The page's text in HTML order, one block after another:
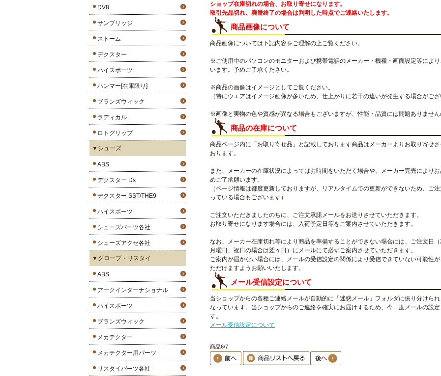
DV8
サンブリッジ
ストーム
デクスター
ハイスポーツ
ハンマー[在庫限り]
ブランズウィック
ラディカル
ロトグリップ
▼シューズ
ABS
デクスター Ds
デクスター SST/THE9
ハイスポーツ
シューズパーツ各社
シューズアクセ各社
▼グローブ・リスタイ
ABS
アークインターナショナル
ハイスポーツ
ブランズウィック
メカテクター
メカテクター用パーツ
リスタイパーツ各社
ショップ在庫切れの場合、お取り寄せになります。
取引先品切れ、廃番終了の場合は判明した時点でご連絡いたします。
商品画像について
商品画像については下記内容をご理解の上ご覧ください。
※ご使用中のパソコンのモニターおよび携帯電話のメーカー・機種・画面設定等によ
います。予めご了承ください。
※商品の画像はイメージとしてご覧ください。
（特にウエアはイメージ画像が多いため、仕上がりに若干の違いが発生する場合がござ
※画像と実物の色や質感が異なる場合もございますが、性能・品質には問題ありません
商品の在庫について
商品ページ内に「お取り寄せ品」と記載しております商品はメーカーよりお取り寄せ
おります。
また、メーカーの在庫状況によってはお時間をいただく場合や、メーカー完売により
めご了承願います。
（ページ情報は都度更新しておりますが、リアルタイムでの更新ができないため、ご
っている場合もございます）
ご注文いただきましたのちに、ご注文承諾メールをお送りさせていただきます。
お取り寄せになります場合には、入荷予定日等をご案内させていただきます。
なお、メーカー在庫切れ等により商品を準備することができない場合には、ご注文日
月曜日、祝日の場合は翌々日）にメールにて必ずご案内させていただきます。
ご案内が届かない場合には、メールの受信設定の関係により受信できていない可能性
ただけますようお願いいたします。
メール受信設定について
当ショップからの各種ご連絡メールが自動的に「迷惑メール」フォルダに振り分けら
なっています。当ショップからのご連絡を確実にお届けするため、今一度メールの設
す。
メール受信設定について
商品6/7